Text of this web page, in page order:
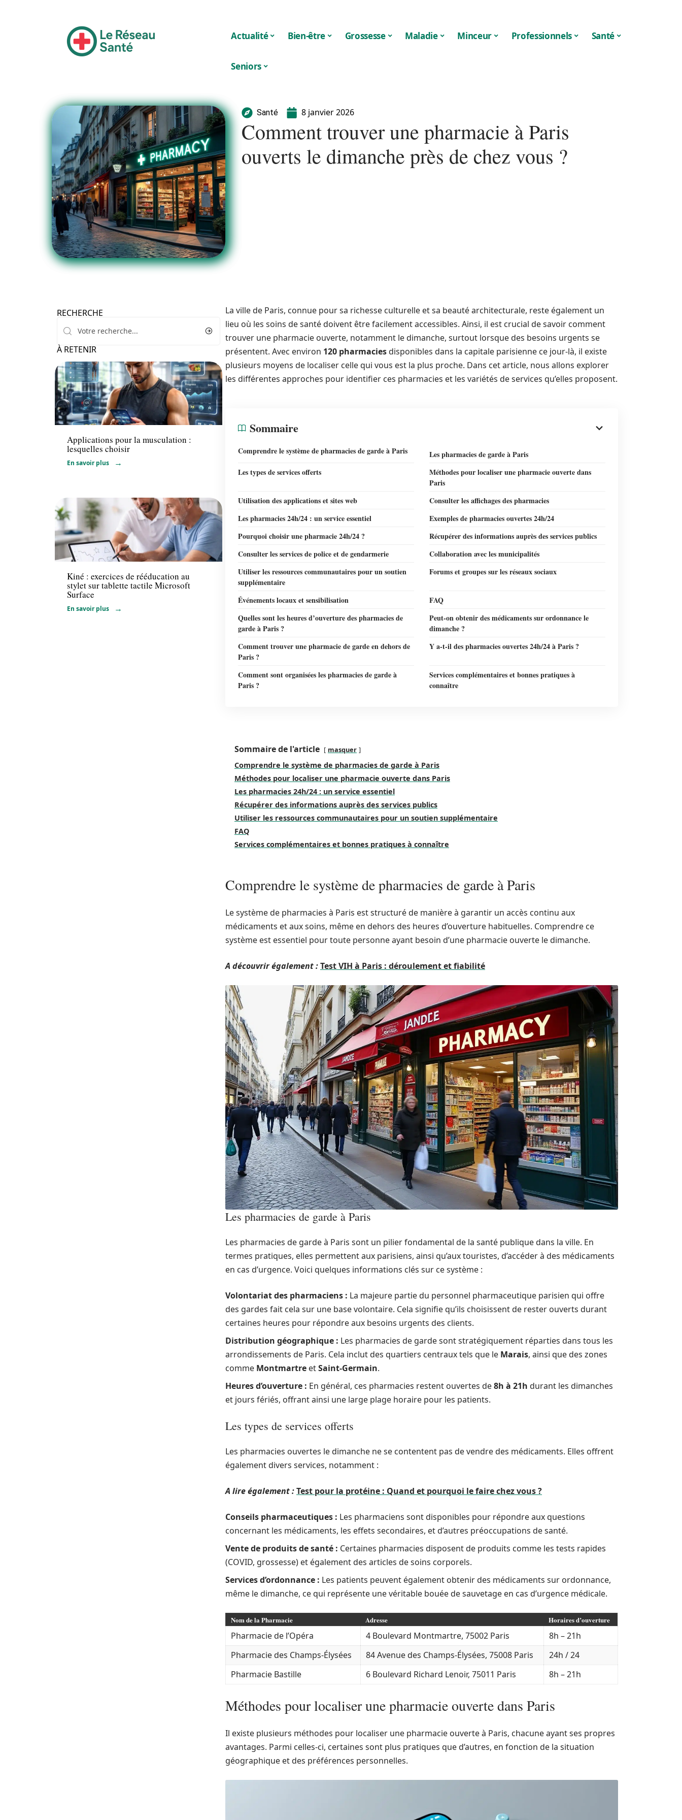
Actualité Bien-être Grossesse Maladie Minceur Professionnels Santé
Seniors
Santé 8 janvier 2026
Comment trouver une pharmacie à Paris
ouverts le dimanche près de chez vous ?
RECHERCHE
À RETENIR
Santé
Applications pour la musculation :
lesquelles choisir
En savoir plus
Santé
Kiné : exercices de rééducation au
stylet sur tablette tactile Microsoft
Surface
En savoir plus
La ville de Paris, connue pour sa richesse culturelle et sa beauté architecturale, reste également un
lieu où les soins de santé doivent être facilement accessibles. Ainsi, il est crucial de savoir comment
trouver une pharmacie ouverte, notamment le dimanche, surtout lorsque des besoins urgents se
présentent. Avec environ 120 pharmaciesdisponibles dans la capitale parisienne ce jour-là, il existe
plusieurs moyens de localiser celle qui vous est la plus proche. Dans cet article, nous allons explorer
les différentes approches pour identifier ces pharmacies et les variétés de services qu’elles proposent.
Sommaire
Comprendre le système de pharmacies de garde à Paris
Les pharmacies de garde à Paris
Les types de services offerts
Méthodes pour localiser une pharmacie ouverte dans
Paris
Utilisation des applications et sites web
Consulter les affichages des pharmacies
Les pharmacies 24h/24 : un service essentiel
Exemples de pharmacies ouvertes 24h/24
Pourquoi choisir une pharmacie 24h/24 ?
Récupérer des informations auprès des services publics
Consulter les services de police et de gendarmerie
Collaboration avec les municipalités
Utiliser les ressources communautaires pour un soutien
supplémentaire
Forums et groupes sur les réseaux sociaux
Événements locaux et sensibilisation
FAQ
Quelles sont les heures d’ouverture des pharmacies de
garde à Paris ?
Peut-on obtenir des médicaments sur ordonnance le
dimanche ?
Comment trouver une pharmacie de garde en dehors de
Paris ?
Y a-t-il des pharmacies ouvertes 24h/24 à Paris ?
Comment sont organisées les pharmacies de garde à
Paris ?
Services complémentaires et bonnes pratiques à
connaître
Sommaire de l'article masquer
Comprendre le système de pharmacies de garde à Paris
Méthodes pour localiser une pharmacie ouverte dans Paris
Les pharmacies 24h/24 : un service essentiel
Récupérer des informations auprès des services publics
Utiliser les ressources communautaires pour un soutien supplémentaire
FAQ
Services complémentaires et bonnes pratiques à connaître
Comprendre le système de pharmacies de garde à Paris
Le système de pharmacies à Paris est structuré de manière à garantir un accès continu aux
médicaments et aux soins, même en dehors des heures d’ouverture habituelles. Comprendre ce
système est essentiel pour toute personne ayant besoin d’une pharmacie ouverte le dimanche.
A découvrir également :Test VIH à Paris : déroulement et fiabilité
Les pharmacies de garde à Paris
Les pharmacies de garde à Paris sont un pilier fondamental de la santé publique dans la ville. En
termes pratiques, elles permettent aux parisiens, ainsi qu’aux touristes, d’accéder à des médicaments
en cas d’urgence. Voici quelques informations clés sur ce système :
Volontariat des pharmaciens : La majeure partie du personnel pharmaceutique parisien qui offre
des gardes fait cela sur une base volontaire. Cela signifie qu’ils choisissent de rester ouverts durant
certaines heures pour répondre aux besoins urgents des clients.
Distribution géographique : Les pharmacies de garde sont stratégiquement réparties dans tous les
arrondissements de Paris. Cela inclut des quartiers centraux tels que le Marais, ainsi que des zones
comme Montmartre etSaint-Germain.
Heures d’ouverture : En général, ces pharmacies restent ouvertes de8h à 21h durant les dimanches
et jours fériés, offrant ainsi une large plage horaire pour les patients.
Les types de services offerts
Les pharmacies ouvertes le dimanche ne se contentent pas de vendre des médicaments. Elles offrent
également divers services, notamment :
A lire également :Test pour la protéine : Quand et pourquoi le faire chez vous ?
Conseils pharmaceutiques : Les pharmaciens sont disponibles pour répondre aux questions
concernant les médicaments, les effets secondaires, et d’autres préoccupations de santé.
Vente de produits de santé : Certaines pharmacies disposent de produits comme les tests rapides
(COVID, grossesse) et également des articles de soins corporels.
Services d’ordonnance : Les patients peuvent également obtenir des médicaments sur ordonnance,
même le dimanche, ce qui représente une véritable bouée de sauvetage en cas d’urgence médicale.
Nom de la Pharmacie Adresse Horaires d’ouverture
Pharmacie de l’Opéra 4 Boulevard Montmartre, 75002 Paris
8h – 21h
Pharmacie des Champs-Élysées
84 Avenue des Champs-Élysées, 75008 Paris
24h / 24
Pharmacie Bastille
6 Boulevard Richard Lenoir, 75011 Paris 8h – 21h
Méthodes pour localiser une pharmacie ouverte dans Paris
Il existe plusieurs méthodes pour localiser une pharmacie ouverte à Paris, chacune ayant ses propres
avantages. Parmi celles-ci, certaines sont plus pratiques que d’autres, en fonction de la situation
géographique et des préférences personnelles.